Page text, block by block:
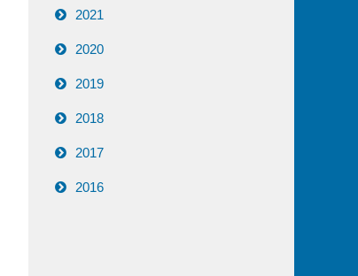
2021
2020
2019
2018
2017
2016